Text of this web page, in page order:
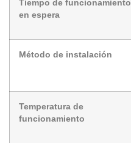
Tiempo de funcionamiento
en espera
Método de instalación
Temperatura de
funcionamiento